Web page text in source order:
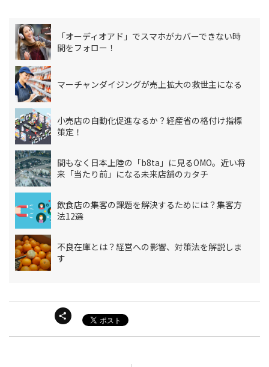
「オーディオアド」でスマホがカバーできない時
間をフォロー！
マーチャンダイジングが売上拡大の救世主になる
小売店の自動化促進なるか？経産省の格付け指標
策定！
間もなく日本上陸の「b8ta」に見るOMO。近い将
来「当たり前」になる未来店舗のカタチ
飲食店の集客の課題を解決するためには？集客方
法12選
不良在庫とは？経営への影響、対策法を解説しま
す